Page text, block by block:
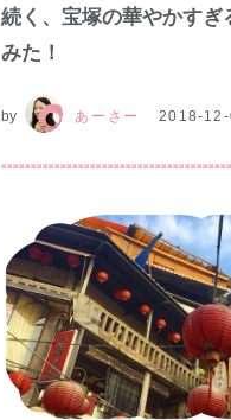
続く、宝塚の華やかすぎ
みた！
by あーさー 2018-12-